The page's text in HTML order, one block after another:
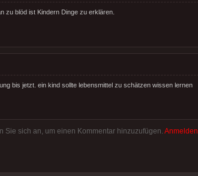
zu blöd ist Kindern Dinge zu erklären.
bis jetzt. ein kind sollte lebensmittel zu schätzen wissen lernen
Sie sich an, um einen Kommentar hinzuzufügen. Anmelden